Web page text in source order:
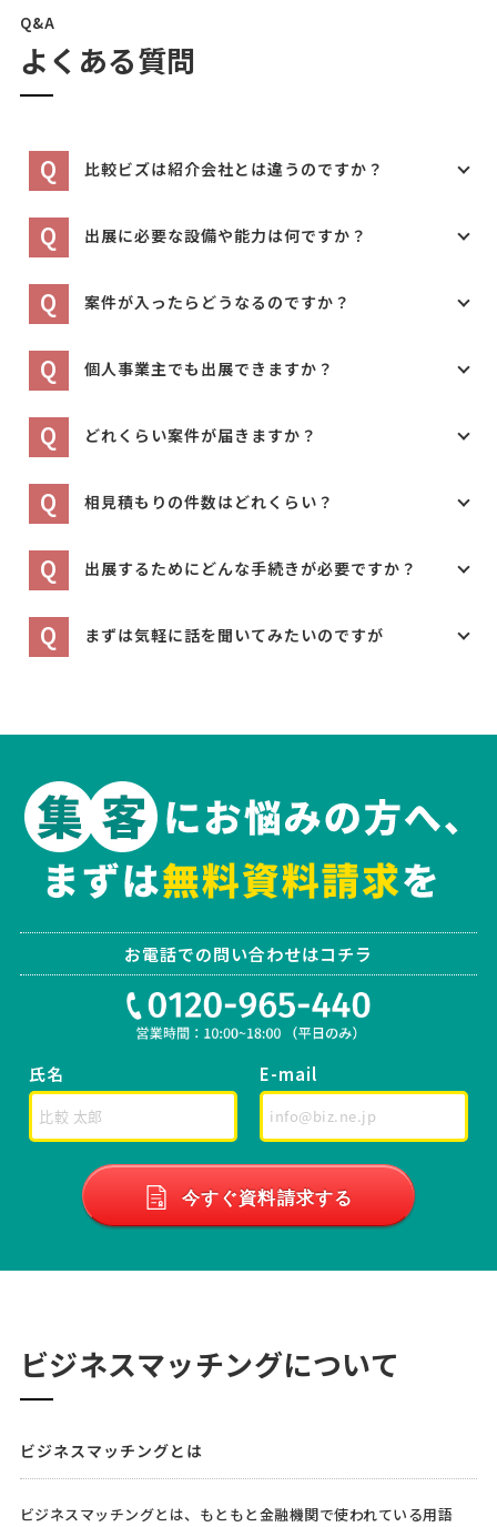
Q&A
よくある質問
Q 比較ビズは紹介会社とは違うのですか？
Q 出展に必要な設備や能力は何ですか？
Q 案件が入ったらどうなるのですか？
Q 個人事業主でも出展できますか？
Q どれくらい案件が届きますか？
Q 相見積もりの件数はどれくらい？
Q 出展するためにどんな手続きが必要ですか？
Q まずは気軽に話を聞いてみたいのですが
お電話での問い合わせはコチラ
氏名 E-mail
今すぐ資料請求する
ビジネスマッチングについて
ビジネスマッチングとは
ビジネスマッチングとは、もともと金融機関で使われている用語